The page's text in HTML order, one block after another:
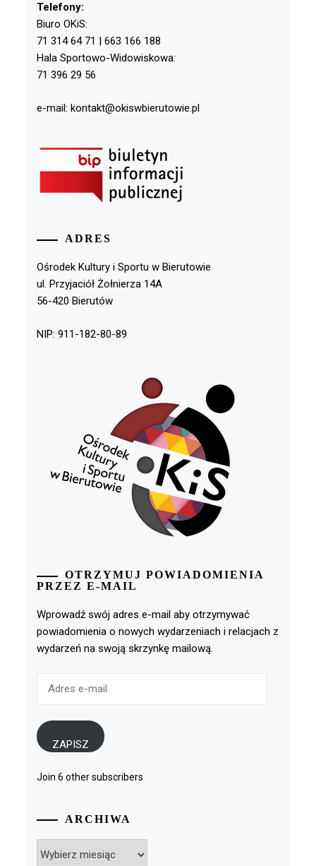
Telefony:
Biuro OKiS:
71 314 64 71 | 663 166 188
Hala Sportowo-Widowiskowa:
71 396 29 56
e-mail: kontakt@okiswbierutowie.pl
ADRES
Ośrodek Kultury i Sportu w Bierutowie
ul. Przyjaciół Żołnierza 14A
56-420 Bierutów
NIP: 911-182-80-89
OTRZYMUJ POWIADOMIENIA
PRZEZ E-MAIL
Wprowadź swój adres e-mail aby otrzymywać
powiadomienia o nowych wydarzeniach i relacjach z
wydarzeń na swoją skrzynkę mailową.
ZAPISZ
Join 6 other subscribers
ARCHIWA